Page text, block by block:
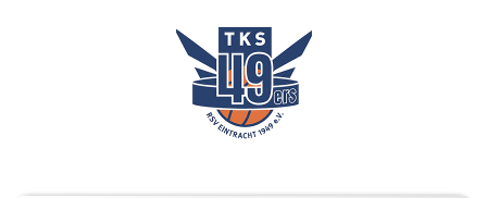
IMPRESSUM & DATENSCHUTZ